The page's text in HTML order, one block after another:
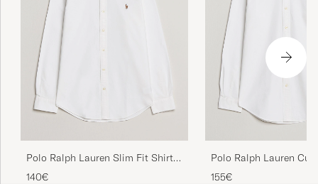
Supernöjd perfekt i storlek. Snabb hantering,
återkommer
LENA L OSTETTU OSOITTEESSA CAREOFCARL.SE
sömmnad
ARNE L OSTETTU OSOITTEESSA CAREOFCARL.SE
Polo Ralph Lauren Slim Fit Shirt
Oxford White
140€
Polo Ralph Lauren
Oxford Shirt White
155€